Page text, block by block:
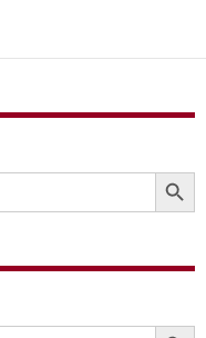
SEARCH
SEARCH